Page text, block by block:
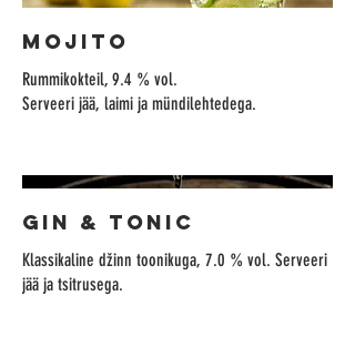
MOJITO
Rummikokteil, 9.4 % vol.
Serveeri jää, laimi ja mündilehtedega.
GIN & TONIC
Klassikaline džinn toonikuga, 7.0 % vol. Serveeri
jää ja tsitrusega.